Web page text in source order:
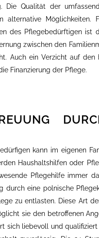
Die Qualität der
alternative Möglichkeiten.
des Pflegebedürftigen ist
zwischen den
Auch ein Verzicht auf den
Finanzierung der Pflege.
kann im eigenen
Haushaltshilfen oder
Pflegehilfe immer
durch eine polnische
zu entlasten. Diese Art
sie den betroffenen
sich liebevoll und